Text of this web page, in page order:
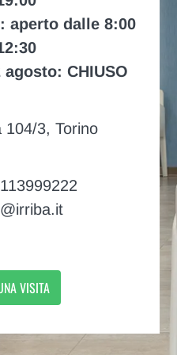
aperto dalle 8:00
agosto: CHIUSO
104/3, Torino
VISITA